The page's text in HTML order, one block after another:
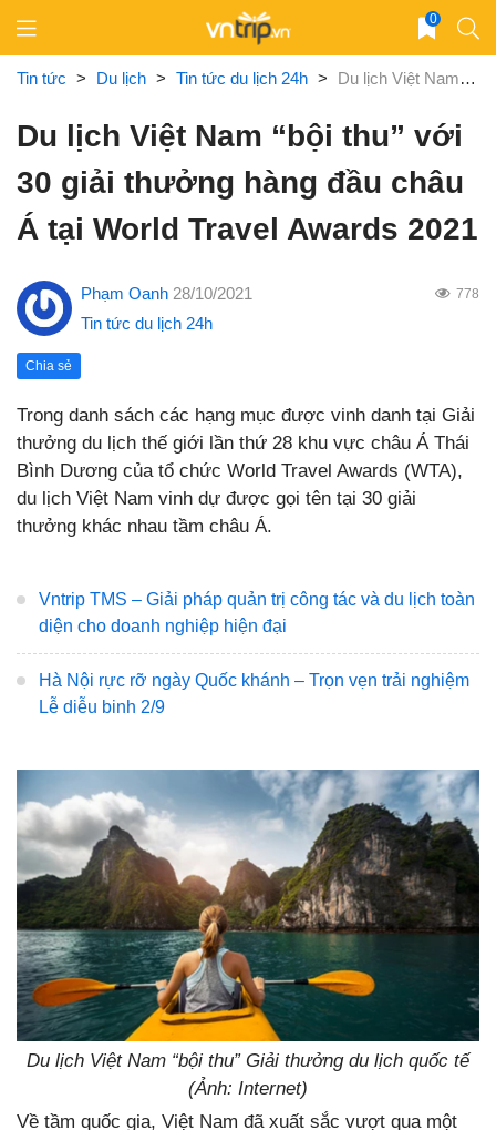
content
0
Tin tức > Du lịch > Tin tức du lịch 24h > Du lịch Việt Nam “bội thu” với 30 giải thưởng hàng đầu châu Á tại World Travel Awards 2021
Du lịch Việt Nam “bội thu” với
30 giải thưởng hàng đầu châu
Á tại World Travel Awards 2021
Phạm Oanh 28/10/2021 778
Tin tức du lịch 24h
Chia sẻ
Trong danh sách các hạng mục được vinh danh tại Giải
thưởng du lịch thế giới lần thứ 28 khu vực châu Á Thái
Bình Dương của tổ chức World Travel Awards (WTA),
du lịch Việt Nam vinh dự được gọi tên tại 30 giải
thưởng khác nhau tầm châu Á.
Vntrip TMS – Giải pháp quản trị công tác và du lịch toàn
diện cho doanh nghiệp hiện đại
Hà Nội rực rỡ ngày Quốc khánh – Trọn vẹn trải nghiệm
Lễ diễu binh 2/9
Du lịch Việt Nam “bội thu” Giải thưởng du lịch quốc tế
(Ảnh: Internet)
Về tầm quốc gia, Việt Nam đã xuất sắc vượt qua một